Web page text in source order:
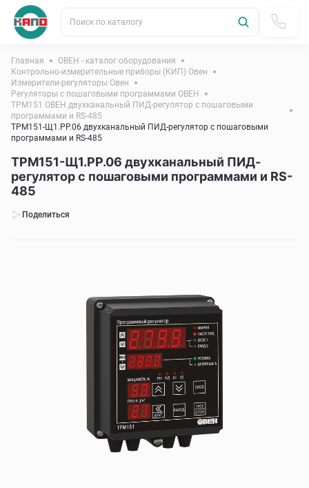
Поиск по каталогу
Главная
ОВЕН - каталог оборудования
Контрольно-измерительные приборы (КИП) Овен
Измерители-регуляторы Овен
Регуляторы с пошаговыми программами ОВЕН
ТРМ151 ОВЕН двухканальный ПИД-регулятор с пошаговыми
программами и RS-485
ТРМ151-Щ1.РР.06 двухканальный ПИД-регулятор с пошаговыми
программами и RS-485
ТРМ151-Щ1.РР.06 двухканальный ПИД-
регулятор с пошаговыми программами и RS-
485
Поделиться